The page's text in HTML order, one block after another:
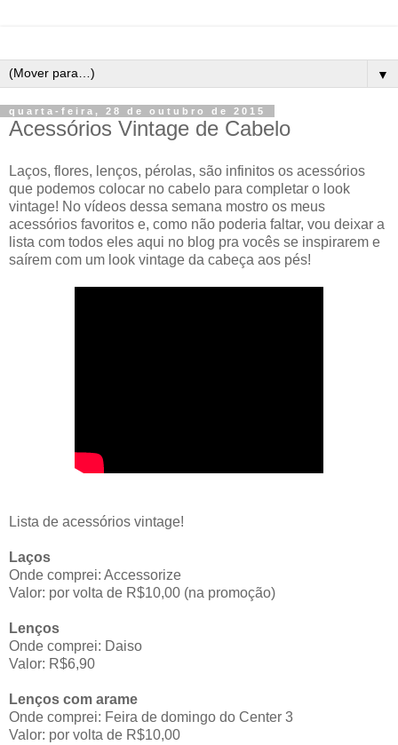
▼
quarta-feira, 28 de outubro de 2015
Acessórios Vintage de Cabelo
Laços, flores, lenços, pérolas, são infinitos os acessórios
que podemos colocar no cabelo para completar o look
vintage! No vídeos dessa semana mostro os meus
acessórios favoritos e, como não poderia faltar, vou deixar a
lista com todos eles aqui no blog pra vocês se inspirarem e
saírem com um look vintage da cabeça aos pés!
Lista de acessórios vintage!
Laços
Onde comprei: Accessorize
Valor: por volta de R$10,00 (na promoção)
Lenços
Onde comprei: Daiso
Valor: R$6,90
Lenços com arame
Onde comprei: Feira de domingo do Center 3
Valor: por volta de R$10,00